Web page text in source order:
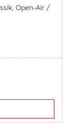
Open-Air /